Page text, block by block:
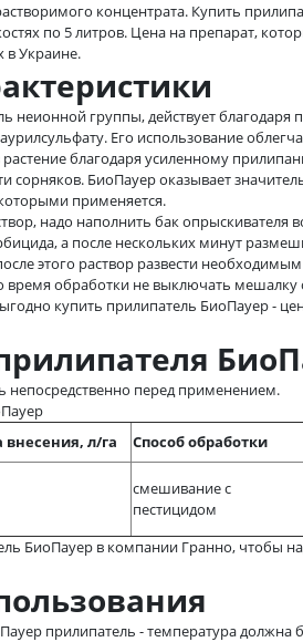
концентрата. Купить
по 5 литров. Цена на препарат,
в Украине.
неионной группы, действует благодаря
Его использование
растение благодаря усиленному
сорняков. БиоПауер оказывает
применяется.
надо наполнить бак опрыскивателя
а после нескольких минут
этого раствор развести
обработки не выключать мешалку
купить прилипатель БиоПауер -
непосредственно перед применением.
л/га Способ обработки
смешивание с
пестицидом
БиоПауер в компании Гранно, чтобы
прилипатель - температура должна